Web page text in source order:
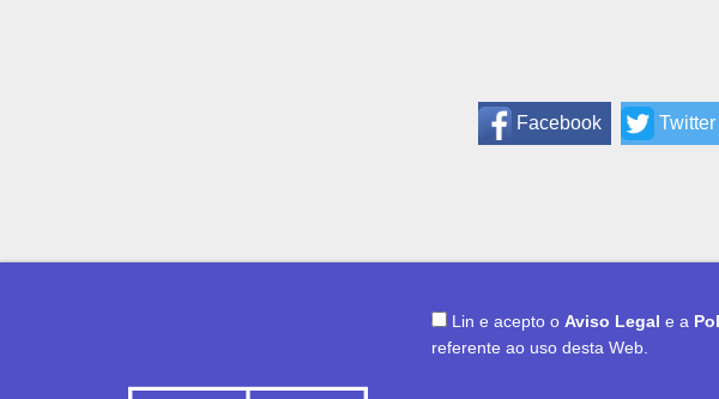
Facebook Twitter
Lin e acepto o Aviso Legal e a
referente ao uso desta Web.